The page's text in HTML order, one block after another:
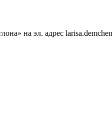
на эл. адрес